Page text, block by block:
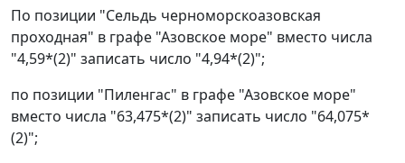
По позиции "Сельдь черноморскоазовская
проходная" в графе "Азовское море" вместо числа
"4,59*(2)" записать число "4,94*(2)";
по позиции "Пиленгас" в графе "Азовское море"
вместо числа "63,475*(2)" записать число "64,075*
(2)";